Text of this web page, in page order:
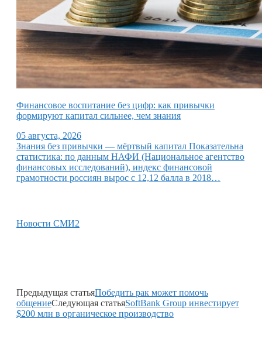
Финансовое воспитание без цифр: как привычки
формируют капитал сильнее, чем знания
05 августа, 2026
Знания без привычки — мёртвый капитал Показательна
статистика: по данным НАФИ (Национальное агентство
финансовых исследований), индекс финансовой
грамотности россиян вырос с 12,12 балла в 2018…
Новости СМИ2
Предыдущая статьяПобедить рак может помочь
общениеСледующая статьяSoftBank Group инвестирует
$200 млн в органическое производство